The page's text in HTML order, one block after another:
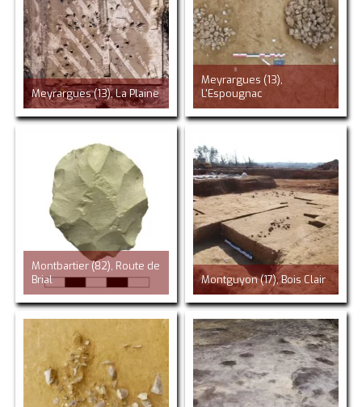
Meyrargues (13), La Plaine
Meyrargues (13),
L'Espougnac
Montbartier (82), Route de
Brial
Montguyon (17), Bois Clair